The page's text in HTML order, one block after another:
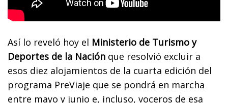
Así lo reveló hoy el Ministerio de Turismo y
Deportes de la Nación que resolvió excluir a
esos diez alojamientos de la cuarta edición del
programa PreViaje que se pondrá en marcha
entre mayo y junio e, incluso, voceros de esa